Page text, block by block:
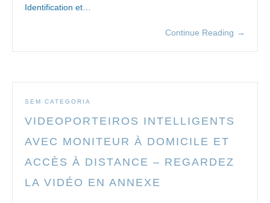
Identification et…
Continue Reading →
SEM CATEGORIA
VIDEOPORTEIROS INTELLIGENTS
AVEC MONITEUR À DOMICILE ET
ACCÈS À DISTANCE – REGARDEZ
LA VIDÉO EN ANNEXE